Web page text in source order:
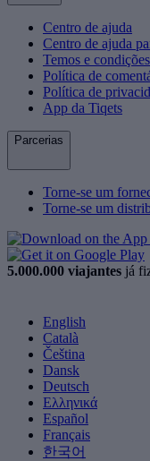
Centro de ajuda
Centro de ajuda
Temos e condições
Política de
Política de
App da Tiqets
Parcerias
Torne-se um
Torne-se um
5.000.000 viajantes já
English
Català
Čeština
Dansk
Deutsch
Ελληνικά
Español
Français
한국어